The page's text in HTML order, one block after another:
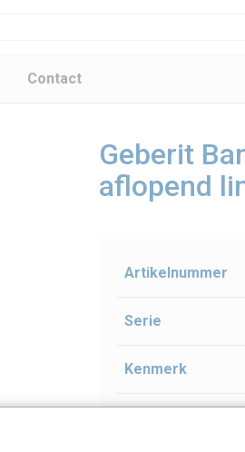
Contact
Geberit
aflopend
Artikelnummer
Serie
Kenmerk